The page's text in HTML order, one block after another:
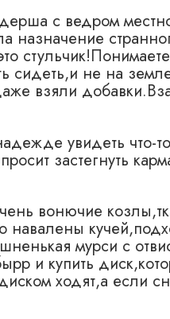
с ведром
назначение
сидеть,и не на
взяли
увидеть что-
застегнуть
вонючие
навалены
мурси с
и купить
ходят,а если